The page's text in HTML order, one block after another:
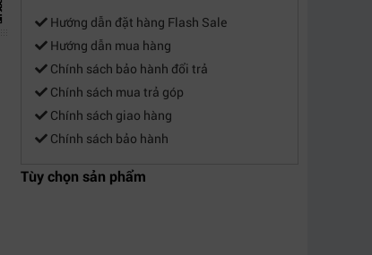
Hướng dẫn đặt hàng Flash Sale
Hướng dẫn mua hàng
Chính sách bảo hành đổi trả
Chính sách mua trả góp
Chính sách giao hàng
Chính sách bảo hành
Tùy chọn sản phẩm